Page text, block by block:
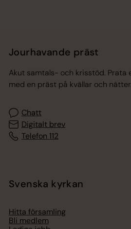
Jourhavande präst
Akut samtals- och krisstöd. Prata
med en präst på kvällar och nätter.
Chatt
Digitalt brev
Telefon 112
Svenska kyrkan
Hitta församling
Bli medlem